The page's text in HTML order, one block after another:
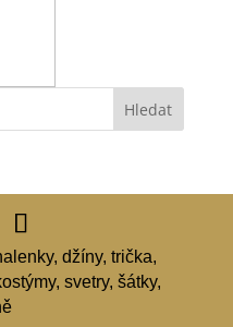
džíny, trička,
svetry, šátky,